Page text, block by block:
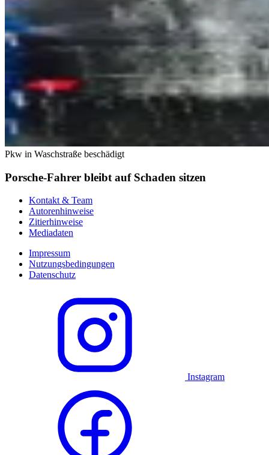
Pkw in Waschstraße beschädigt
Porsche-Fahrer bleibt auf Schaden sitzen
Kontakt & Team
Autorenhinweise
Zitierhinweise
Mediadaten
Impressum
Nutzungsbedingungen
Datenschutz
Instagram